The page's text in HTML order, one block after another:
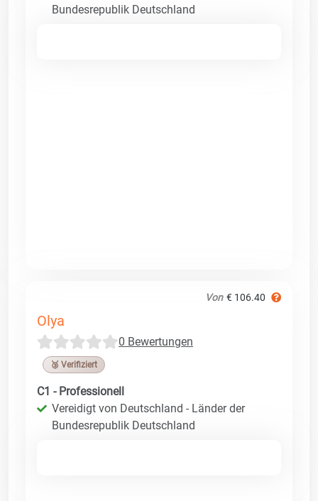
Bundesrepublik Deutschland
Von € 106.40
Olya
0 Bewertungen
🥉 Verifiziert
C1 - Professionell
Vereidigt von Deutschland - Länder der
Bundesrepublik Deutschland